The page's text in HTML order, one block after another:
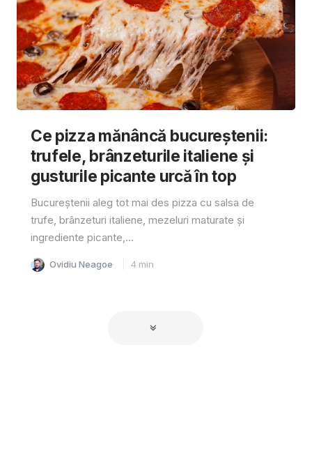
Ce pizza mănâncă bucureștenii:
trufele, brânzeturile italiene și
gusturile picante urcă în top
Bucureștenii aleg tot mai des pizza cu salsa de
trufe, brânzeturi italiene, mezeluri maturate și
ingrediente picante,...
Ovidiu Neagoe 4 min